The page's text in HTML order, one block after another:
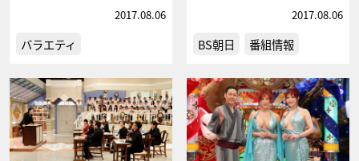
2017.08.06
バラエティ
2017.08.06
BS朝日 番組情報